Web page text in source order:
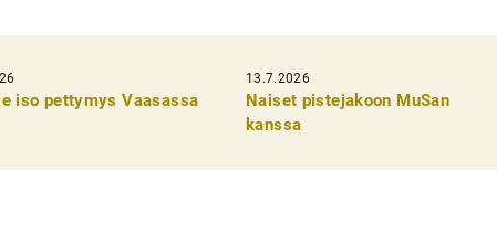
iso pettymys Vaasassa
13.7.2026
Naiset pistejakoon MuSan
kanssa